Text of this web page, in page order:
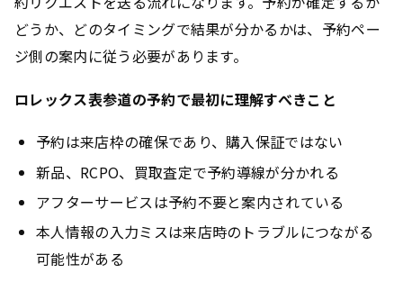
どうか、どのタイミングで結果が分かるかは、予約ペー
ジ側の案内に従う必要があります。
ロレックス表参道の予約で最初に理解すべきこと
予約は来店枠の確保であり、購入保証ではない
新品、RCPO、買取査定で予約導線が分かれる
アフターサービスは予約不要と案内されている
本人情報の入力ミスは来店時のトラブルにつながる
可能性がある